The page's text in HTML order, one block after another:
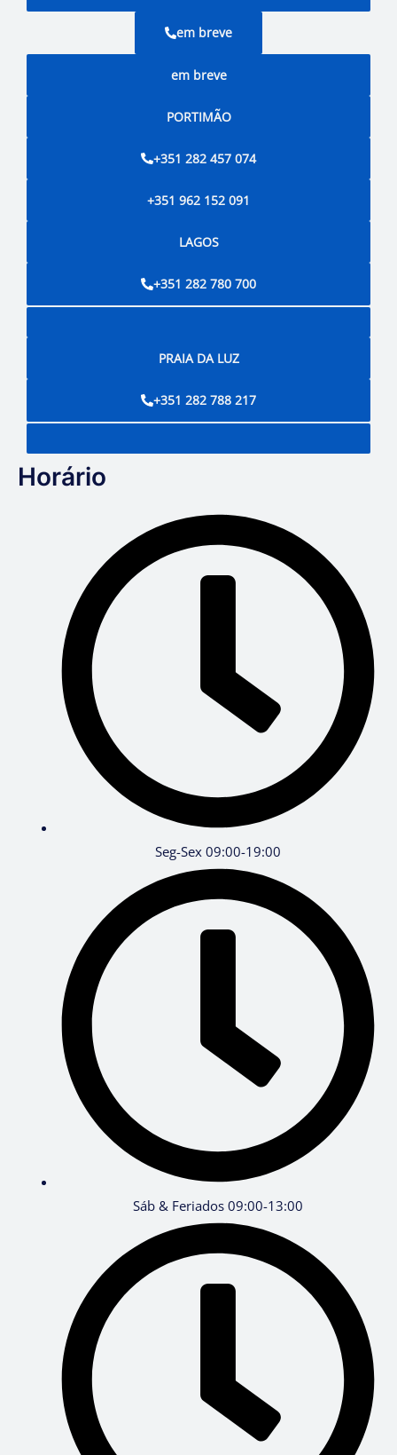
em breve
em breve
PORTIMÃO
+351 282 457 074
+351 962 152 091
LAGOS
+351 282 780 700
PRAIA DA LUZ
+351 282 788 217
Horário
Seg-Sex 09:00-19:00
Sáb & Feriados 09:00-13:00